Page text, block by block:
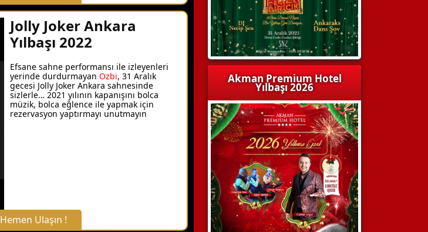
X Kapat
Jolly Joker Ankara
Yılbaşı 2022
Efsane sahne performansı ile izleyenleri
yerinde durdurmayan Ozbi, 31 Aralık
gecesi Jolly Joker Ankara sahnesinde
sizlerle… 2021 yılının kapanışını bolca
müzik, bolca eğlence ile yapmak için
rezervasyon yaptırmayı unutmayın
Hemen Ulaşın !
Akman Premium Hotel
Yılbaşı 2026